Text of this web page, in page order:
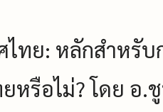
ไทย: หลักสำหรั
หรือไม่? โดย อ